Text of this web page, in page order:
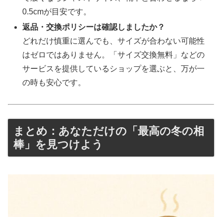
0.5cmが目安です。
返品・交換ポリシーは確認しましたか？
どれだけ慎重に選んでも、サイズが合わない可能性
はゼロではありません。「サイズ交換無料」などの
サービスを提供しているショップを選ぶと、万が一
の時も安心です。
まとめ：あなただけの「最高の冬の相
棒」を見つけよう